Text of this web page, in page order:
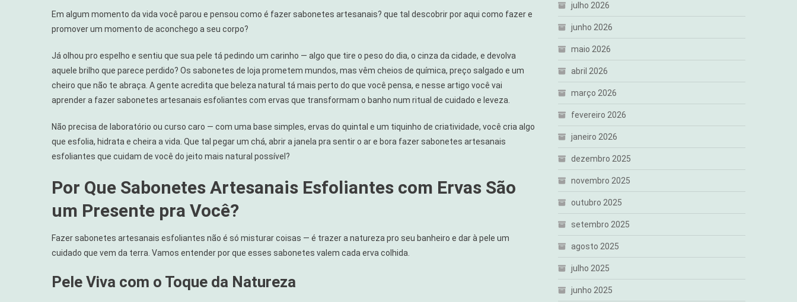
Artesanais
Esfoliantes
Ervas
Em algum momento da vida você parou e pensou como é fazer sabonetes artesanais? que tal descobrir por aqui como fazer e
promover um momento de aconchego a seu corpo?
Já olhou pro espelho e sentiu que sua pele tá pedindo um carinho — algo que tire o peso do dia, o cinza da cidade, e devolva
aquele brilho que parece perdido? Os sabonetes de loja prometem mundos, mas vêm cheios de química, preço salgado e um
cheiro que não te abraça. A gente acredita que beleza natural tá mais perto do que você pensa, e nesse artigo você vai
aprender a fazer sabonetes artesanais esfoliantes com ervas que transformam o banho num ritual de cuidado e leveza.
Não precisa de laboratório ou curso caro — com uma base simples, ervas do quintal e um tiquinho de criatividade, você cria algo
que esfolia, hidrata e cheira a vida. Que tal pegar um chá, abrir a janela pra sentir o ar e bora fazer sabonetes artesanais
esfoliantes que cuidam de você do jeito mais natural possível?
Por Que Sabonetes Artesanais Esfoliantes com Ervas São
um Presente pra Você?
Fazer sabonetes artesanais esfoliantes não é só misturar coisas — é trazer a natureza pro seu banheiro e dar à pele um
cuidado que vem da terra. Vamos entender por que esses sabonetes valem cada erva colhida.
Pele Viva com o Toque da Natureza
julho 2026
junho 2026
maio 2026
abril 2026
março 2026
fevereiro 2026
janeiro 2026
dezembro 2025
novembro 2025
outubro 2025
setembro 2025
agosto 2025
julho 2025
junho 2025